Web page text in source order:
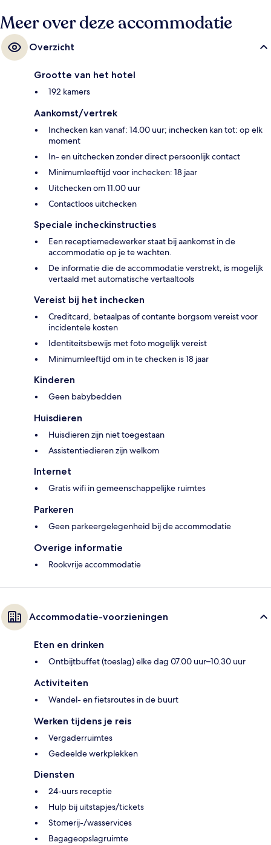
Meer over deze accommodatie
Overzicht
Grootte van het hotel
192 kamers
Aankomst/vertrek
Inchecken kan vanaf: 14.00 uur; inchecken kan tot: op elk
moment
In- en uitchecken zonder direct persoonlijk contact
Minimumleeftijd voor inchecken: 18 jaar
Uitchecken om 11.00 uur
Contactloos uitchecken
Speciale incheckinstructies
Een receptiemedewerker staat bij aankomst in de
accommodatie op je te wachten.
De informatie die de accommodatie verstrekt, is mogelijk
vertaald met automatische vertaaltools
Vereist bij het inchecken
Creditcard, betaalpas of contante borgsom vereist voor
incidentele kosten
Identiteitsbewijs met foto mogelijk vereist
Minimumleeftijd om in te checken is 18 jaar
Kinderen
Geen babybedden
Huisdieren
Huisdieren zijn niet toegestaan
Assistentiedieren zijn welkom
Internet
Gratis wifi in gemeenschappelijke ruimtes
Parkeren
Geen parkeergelegenheid bij de accommodatie
Overige informatie
Rookvrije accommodatie
Accommodatie-voorzieningen
Eten en drinken
Ontbijtbuffet (toeslag) elke dag 07.00 uur–10.30 uur
Activiteiten
Wandel- en fietsroutes in de buurt
Werken tijdens je reis
Vergaderruimtes
Gedeelde werkplekken
Diensten
24-uurs receptie
Hulp bij uitstapjes/tickets
Stomerij-/wasservices
Bagageopslagruimte